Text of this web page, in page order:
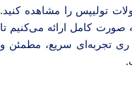
تولیپس را مشاهده کنید.
کامل ارائه می‌کنیم تا
ری تجربه‌ای سریع، مطمئن و